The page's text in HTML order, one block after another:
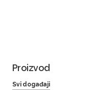
Proizvod
Svi događaji